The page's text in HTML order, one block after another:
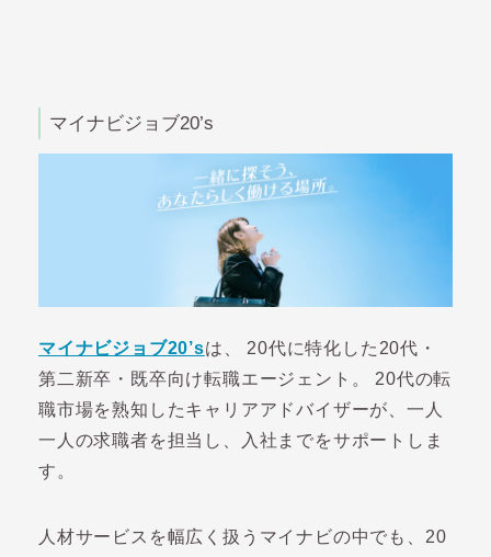
マイナビジョブ20’s
マイナビジョブ20’sは、 20代に特化した20代・
第二新卒・既卒向け転職エージェント。 20代の転
職市場を熟知したキャリアアドバイザーが、一人
一人の求職者を担当し、入社までをサポートしま
す。
人材サービスを幅広く扱うマイナビの中でも、20